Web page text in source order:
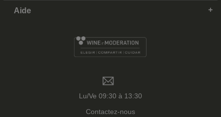
Aide
Lu/Ve 09:30 à 13:30
Contactez-nous